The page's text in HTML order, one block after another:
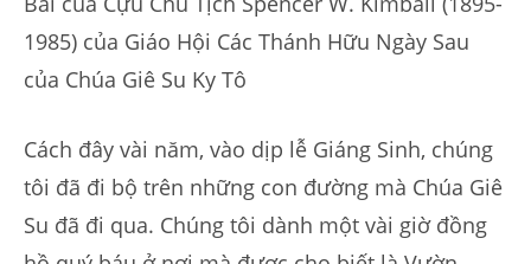
1985) của Giáo Hội Các Thánh Hữu Ngày Sau
của Chúa Giê Su Ky Tô
Cách đây vài năm, vào dịp lễ Giáng Sinh, chúng
tôi đã đi bộ trên những con đường mà Chúa Giê
Su đã đi qua. Chúng tôi dành một vài giờ đồng